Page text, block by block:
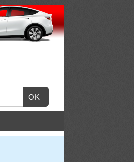
OK